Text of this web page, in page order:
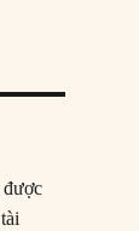
được